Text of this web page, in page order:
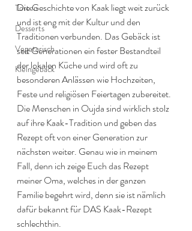
Torten
Desserts
Vegetarisch
Kleingebäck
Die Geschichte von Kaak liegt weit zurück
und ist eng mit der Kultur und den
Traditionen verbunden. Das Gebäck ist
seit Generationen ein fester Bestandteil
der lokalen Küche und wird oft zu
besonderen Anlässen wie Hochzeiten,
Feste und religiösen Feiertagen zubereitet.
Die Menschen in Oujda sind wirklich stolz
auf ihre Kaak-Tradition und geben das
Rezept oft von einer Generation zur
nächsten weiter. Genau wie in meinem
Fall, denn ich zeige Euch das Rezept
meiner Oma, welches in der ganzen
Familie begehrt wird, denn sie ist nämlich
dafür bekannt für DAS Kaak-Rezept
schlechthin.